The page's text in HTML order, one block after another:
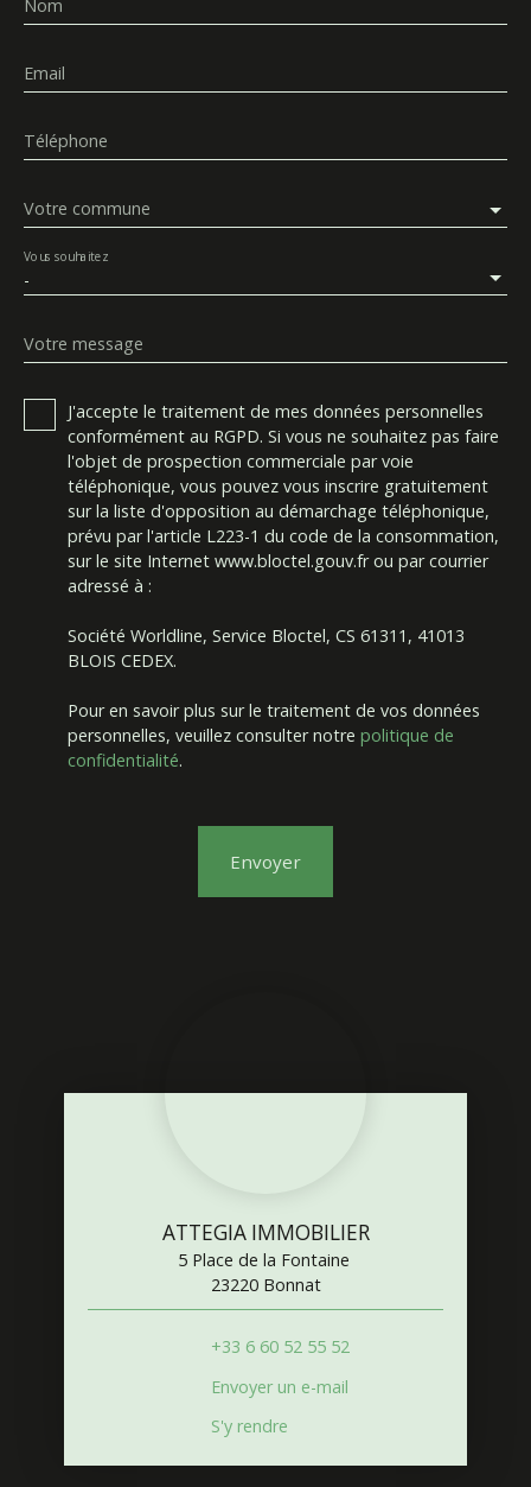
Nom
Email
Téléphone
Votre commune
-
Vous souhaitez
Votre message
J'accepte le traitement de mes données personnelles
conformément au RGPD. Si vous ne souhaitez pas faire
l'objet de prospection commerciale par voie
téléphonique, vous pouvez vous inscrire gratuitement
sur la liste d'opposition au démarchage téléphonique,
prévu par l'article L223-1 du code de la consommation,
sur le site Internet www.bloctel.gouv.fr ou par courrier
adressé à :
Société Worldline, Service Bloctel, CS 61311, 41013
BLOIS CEDEX.
Pour en savoir plus sur le traitement de vos données
personnelles, veuillez consulter notre politique de
confidentialité.
Envoyer
ATTEGIA IMMOBILIER
5 Place de la Fontaine
23220 Bonnat
+33 6 60 52 55 52
Envoyer un e-mail
S'y rendre